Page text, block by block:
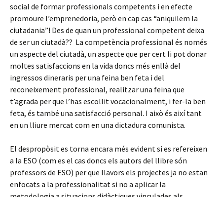
social de formar professionals competents i en efecte
promoure l’emprenedoria, però en cap cas “aniquilem la
ciutadania”! Des de quan un professional competent deixa
de ser un ciutadà?? La competència professional és només
un aspecte del ciutadà, un aspecte que per cert li pot donar
moltes satisfaccions en la vida doncs més enllà del
ingressos dineraris per una feina ben feta i del
reconeixement professional, realitzar una feina que
t’agrada per que l’has escollit vocacionalment, i fer-la ben
feta, és també una satisfacció personal. I això és així tant
en un lliure mercat com en una dictadura comunista.
El despropòsit es torna encara més evident si es refereixen
a la ESO (com es el cas doncs els autors del llibre són
professors de ESO) per que llavors els projectes ja no estan
enfocats a la professionalitat si no a aplicar la